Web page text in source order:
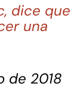
dice que
una
de 2018